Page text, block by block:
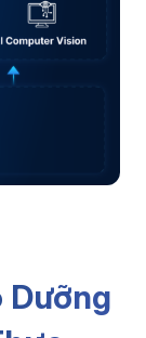
Dưỡng